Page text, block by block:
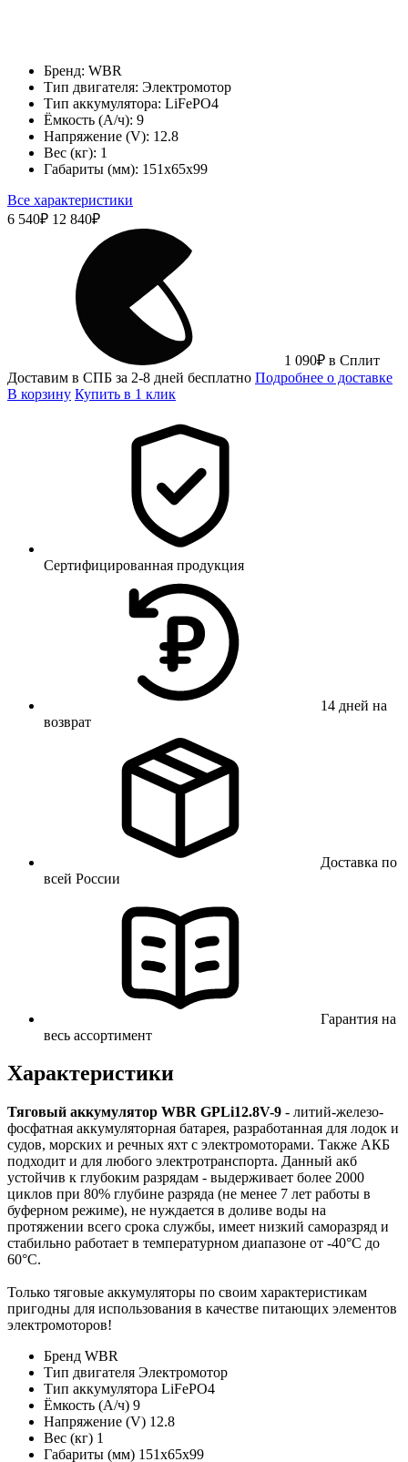
Бренд: WBR
Тип двигателя: Электромотор
Тип аккумулятора: LiFePO4
Ёмкость (А/ч): 9
Напряжение (V): 12.8
Вес (кг): 1
Габариты (мм): 151х65х99
Все характеристики
6 540₽ 12 840₽
1 090₽ в Сплит
Доставим в СПБ за 2-8 дней бесплатно Подробнее о доставке
В корзину Купить в 1 клик
Сертифицированная продукция
14 дней на
возврат
Доставка по
всей России
Гарантия на
весь ассортимент
Характеристики
Тяговый аккумулятор WBR GPLi12.8V-9 - литий-железо-
фосфатная аккумуляторная батарея, разработанная для лодок и
судов, морских и речных яхт с электромоторами. Также АКБ
подходит и для любого электротранспорта. Данный акб
устойчив к глубоким разрядам - выдерживает более 2000
циклов при 80% глубине разряда (не менее 7 лет работы в
буферном режиме), не нуждается в доливе воды на
протяжении всего срока службы, имеет низкий саморазряд и
стабильно работает в температурном диапазоне от -40°C до
60°C.
Только тяговые аккумуляторы по своим характеристикам
пригодны для использования в качестве питающих элементов
электромоторов!
Бренд WBR
Тип двигателя Электромотор
Тип аккумулятора LiFePO4
Ёмкость (А/ч) 9
Напряжение (V) 12.8
Вес (кг) 1
Габариты (мм) 151х65х99